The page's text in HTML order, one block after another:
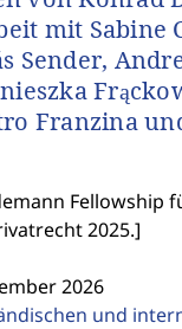
mit Sabine
Sender,
Franzina
Fellowship
2025.]
2026
und